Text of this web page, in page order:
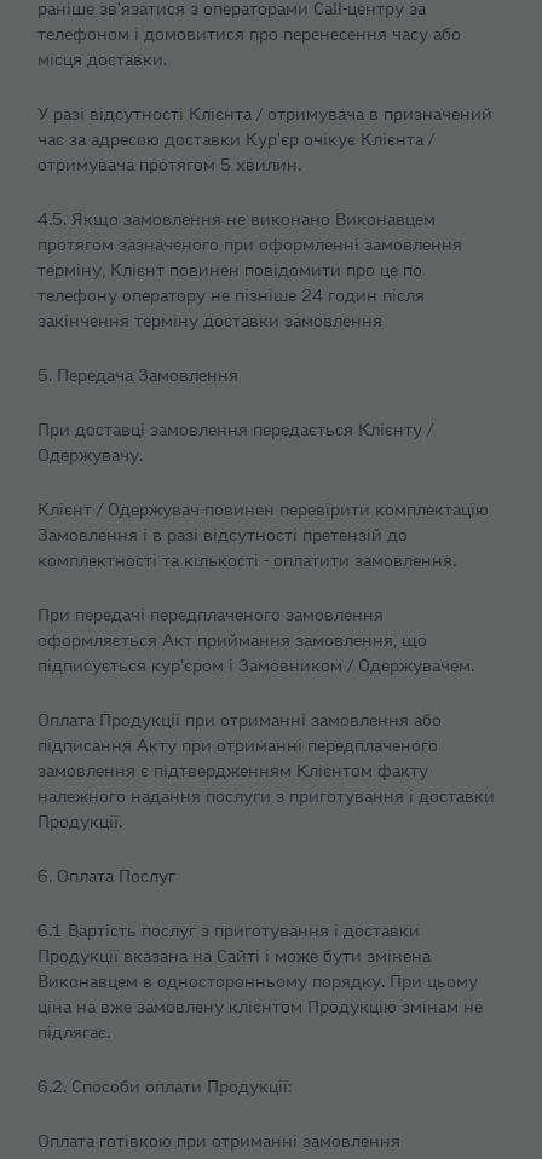
раніше зв'язатися з операторами Call-центру за
телефоном і домовитися про перенесення часу або
місця доставки.
У разі відсутності Клієнта / отримувача в призначений
час за адресою доставки Кур'єр очікує Клієнта /
отримувача протягом 5 хвилин.
4.5. Якщо замовлення не виконано Виконавцем
протягом зазначеного при оформленні замовлення
терміну, Клієнт повинен повідомити про це по
телефону оператору не пізніше 24 годин після
закінчення терміну доставки замовлення
5. Передача Замовлення
При доставці замовлення передається Клієнту /
Одержувачу.
Клієнт / Одержувач повинен перевірити комплектацію
Замовлення і в разі відсутності претензій до
комплектності та кількості - оплатити замовлення.
При передачі передплаченого замовлення
оформляється Акт приймання замовлення, що
підписується кур'єром і Замовником / Одержувачем.
Оплата Продукції при отриманні замовлення або
підписання Акту при отриманні передплаченого
замовлення є підтвердженням Клієнтом факту
належного надання послуги з приготування і доставки
Продукції.
6. Оплата Послуг
6.1 Вартість послуг з приготування і доставки
Продукції вказана на Сайті і може бути змінена
Виконавцем в односторонньому порядку. При цьому
ціна на вже замовлену клієнтом Продукцію змінам не
підлягає.
6.2. Способи оплати Продукції:
Оплата готівкою при отриманні замовлення